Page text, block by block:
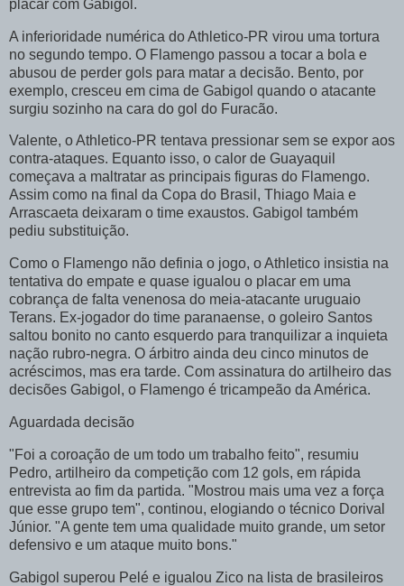
placar com Gabigol.
A inferioridade numérica do Athletico-PR virou uma tortura
no segundo tempo. O Flamengo passou a tocar a bola e
abusou de perder gols para matar a decisão. Bento, por
exemplo, cresceu em cima de Gabigol quando o atacante
surgiu sozinho na cara do gol do Furacão.
Valente, o Athletico-PR tentava pressionar sem se expor aos
contra-ataques. Equanto isso, o calor de Guayaquil
começava a maltratar as principais figuras do Flamengo.
Assim como na final da Copa do Brasil, Thiago Maia e
Arrascaeta deixaram o time exaustos. Gabigol também
pediu substituição.
Como o Flamengo não definia o jogo, o Athletico insistia na
tentativa do empate e quase igualou o placar em uma
cobrança de falta venenosa do meia-atacante uruguaio
Terans. Ex-jogador do time paranaense, o goleiro Santos
saltou bonito no canto esquerdo para tranquilizar a inquieta
nação rubro-negra. O árbitro ainda deu cinco minutos de
acréscimos, mas era tarde. Com assinatura do artilheiro das
decisões Gabigol, o Flamengo é tricampeão da América.
Aguardada decisão
"Foi a coroação de um todo um trabalho feito", resumiu
Pedro, artilheiro da competição com 12 gols, em rápida
entrevista ao fim da partida. "Mostrou mais uma vez a força
que esse grupo tem", continou, elogiando o técnico Dorival
Júnior. "A gente tem uma qualidade muito grande, um setor
defensivo e um ataque muito bons."
Gabigol superou Pelé e igualou Zico na lista de brasileiros